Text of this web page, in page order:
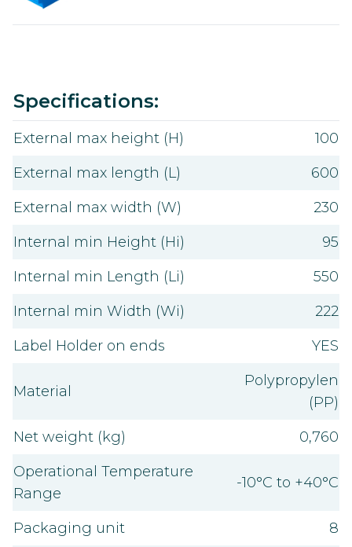
Specifications:
External max height (H)
100
External max length (L)
600
External max width (W)
230
Internal min Height (Hi)
95
Internal min Length (Li)
550
Internal min Width (Wi)
222
Label Holder on ends
YES
Material
Polypropylen
(PP)
Net weight (kg)
0,760
Operational Temperature
Range
-10°C to +40°C
Packaging unit
8